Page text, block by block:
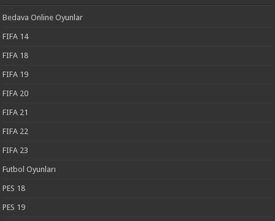
Bedava Online Oyunlar
FIFA 14
FIFA 18
FIFA 19
FIFA 20
FIFA 21
FIFA 22
FIFA 23
Futbol Oyunları
PES 18
PES 19